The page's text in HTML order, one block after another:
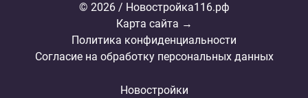
© 2026 / Новостройка116.рф
Карта сайта →
Политика конфиденциальности
Согласие на обработку персональных данных
Новостройки